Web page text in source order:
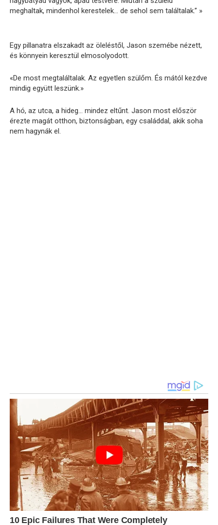
meghaltak, mindenhol kerestelek… de sehol sem találtalak.” »
Egy pillanatra elszakadt az öleléstől, Jason szemébe nézett,
és könnyein keresztül elmosolyodott.
«De most megtaláltalak. Az egyetlen szülőm. És mától kezdve
mindig együtt leszünk.»
A hó, az utca, a hideg… mindez eltűnt. Jason most először
érezte magát otthon, biztonságban, egy családdal, akik soha
nem hagynák el.